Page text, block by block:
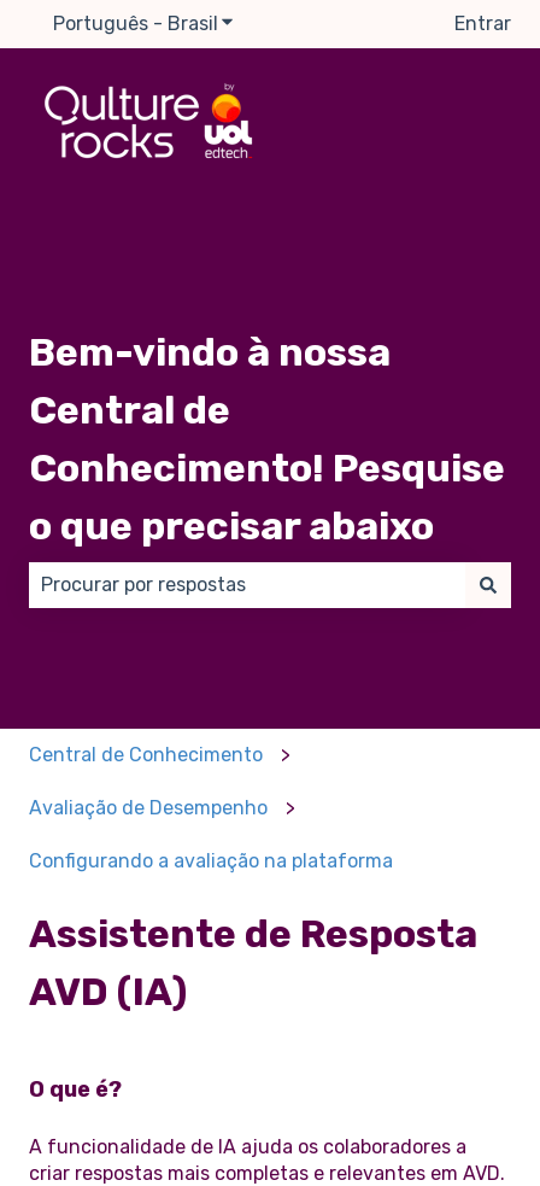
Português - Brasil Mostrar submenu para traduções
Entrar
Bem-vindo à nossa
Central de
Conhecimento! Pesquise
o que precisar abaixo
Central de Conhecimento
Avaliação de Desempenho
Configurando a avaliação na plataforma
Assistente de Resposta
AVD (IA)
O que é?
A funcionalidade de IA ajuda os colaboradores a
criar respostas mais completas e relevantes em AVD.